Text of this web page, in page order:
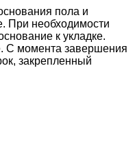
пола и
При необходимости
к укладке.
С момента завершения
закрепленный